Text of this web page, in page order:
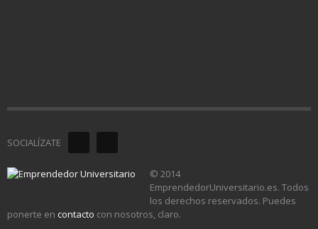
SOCIALÍZATE
© 2014
EmprendedorUniversitario.es. Todos
los derechos reservados. Puedes
ponerte en contacto con nosotros, claro.